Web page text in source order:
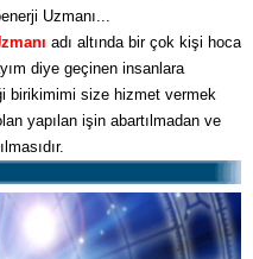
Uzmanı...
adı altında bir çok kişi hoca
diye geçinen insanlara
birikimimi size hizmet vermek
yapılan işin abartılmadan ve